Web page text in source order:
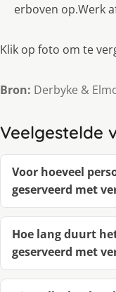
erboven op.Werk
Klik op foto om te
Bron: Derbyke &
Veelgestelde
Voor hoeveel
geserveerd met
Hoe lang duurt
geserveerd met